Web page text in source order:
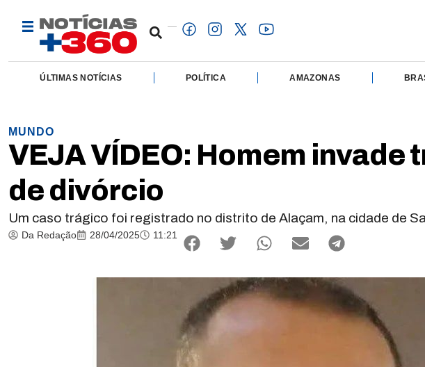
ÚLTIMAS NOTÍCIAS POLÍTICA AMAZONAS
MUNDO
VEJA VÍDEO: Homem
de divórcio
Um caso trágico foi registrado no distrito de Alaçam, na cidade de
Da Redação 28/04/2025 11:21